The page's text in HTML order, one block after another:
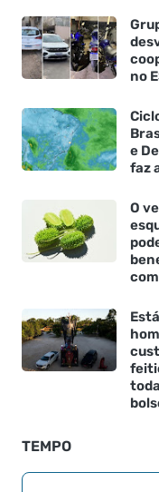
no
e
faz
O
TEMPO